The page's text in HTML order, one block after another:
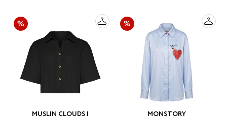
MUSLIN CLOUDS |
MONSTORY